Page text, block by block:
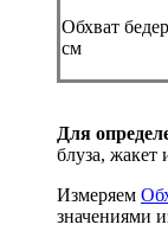
Обхват
см
Для
блуза, жакет
Измеряем
значениями